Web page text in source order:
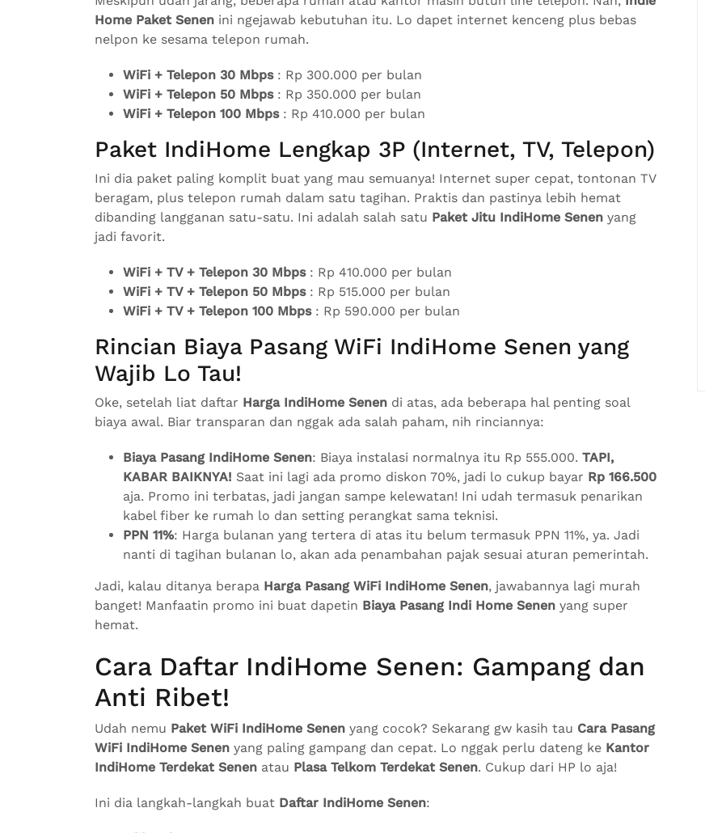
Home Paket Senen ini ngejawab kebutuhan itu. Lo dapet internet kenceng plus bebas
nelpon ke sesama telepon rumah.
WiFi + Telepon 30 Mbps: Rp 300.000 per bulan
WiFi + Telepon 50 Mbps: Rp 350.000 per bulan
WiFi + Telepon 100 Mbps: Rp 410.000 per bulan
Paket IndiHome Lengkap 3P (Internet, TV, Telepon)
Ini dia paket paling komplit buat yang mau semuanya! Internet super cepat, tontonan TV
beragam, plus telepon rumah dalam satu tagihan. Praktis dan pastinya lebih hemat
dibanding langganan satu-satu. Ini adalah salah satu Paket Jitu IndiHome Senen yang
jadi favorit.
WiFi + TV + Telepon 30 Mbps: Rp 410.000 per bulan
WiFi + TV + Telepon 50 Mbps: Rp 515.000 per bulan
WiFi + TV + Telepon 100 Mbps: Rp 590.000 per bulan
Rincian Biaya Pasang WiFi IndiHome Senen yang
Wajib Lo Tau!
Oke, setelah liat daftar Harga IndiHome Senen di atas, ada beberapa hal penting soal
biaya awal. Biar transparan dan nggak ada salah paham, nih rinciannya:
Biaya Pasang IndiHome Senen: Biaya instalasi normalnya itu Rp 555.000. TAPI,
KABAR BAIKNYA! Saat ini lagi ada promo diskon 70%, jadi lo cukup bayar Rp 166.500
aja. Promo ini terbatas, jadi jangan sampe kelewatan! Ini udah termasuk penarikan
kabel fiber ke rumah lo dan setting perangkat sama teknisi.
PPN 11%: Harga bulanan yang tertera di atas itu belum termasuk PPN 11%, ya. Jadi
nanti di tagihan bulanan lo, akan ada penambahan pajak sesuai aturan pemerintah.
Jadi, kalau ditanya berapa Harga Pasang WiFi IndiHome Senen, jawabannya lagi murah
banget! Manfaatin promo ini buat dapetin Biaya Pasang Indi Home Senen yang super
hemat.
Cara Daftar IndiHome Senen: Gampang dan
Anti Ribet!
Udah nemu Paket WiFi IndiHome Senen yang cocok? Sekarang gw kasih tau Cara Pasang
WiFi IndiHome Senen yang paling gampang dan cepat. Lo nggak perlu dateng ke Kantor
IndiHome Terdekat Senen atau Plasa Telkom Terdekat Senen. Cukup dari HP lo aja!
Ini dia langkah-langkah buat Daftar IndiHome Senen: